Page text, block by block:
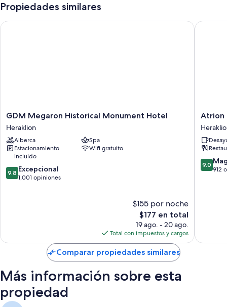
Propiedades similares
GDM
Megaron
Historical
Monument
Hotel
Heraklion
GDM Megaron Historical Monument Hotel
Heraklion
Alberca
Spa
Estacionamiento
incluido
Wifi gratuito
9.8
de
9.8 Excepcional
1,001 opiniones
$155 por noche
El
precio
actual
es
de
$177
$177 en total
19 ago. - 20 ago.
Total con impuestos y cargos
GDM Megaron Historical Monument Hotel
Atrion
Hotel
Atrion
9.0
de
9.0
912
Atrion
Comparar propiedades similares
Más información sobre esta
propiedad